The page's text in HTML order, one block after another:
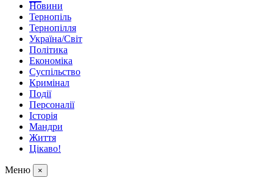
Новини
Тернопіль
Тернопілля
Україна/Світ
Політика
Економіка
Суспільство
Кримінал
Події
Персоналії
Історія
Мандри
Життя
Цікаво!
Меню ×